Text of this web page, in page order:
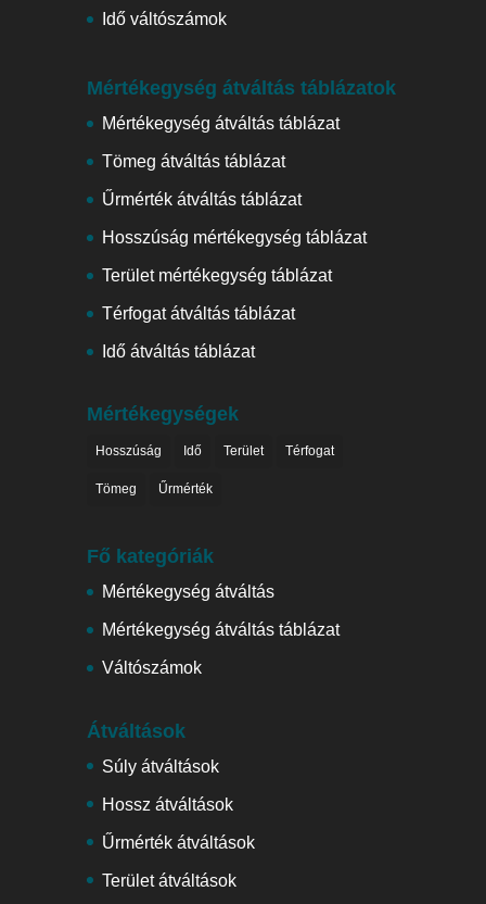
Idő váltószámok
Mértékegység átváltás táblázatok
Mértékegység átváltás táblázat
Tömeg átváltás táblázat
Űrmérték átváltás táblázat
Hosszúság mértékegység táblázat
Terület mértékegység táblázat
Térfogat átváltás táblázat
Idő átváltás táblázat
Mértékegységek
Hosszúság Idő Terület Térfogat
Tömeg Űrmérték
Fő kategóriák
Mértékegység átváltás
Mértékegység átváltás táblázat
Váltószámok
Átváltások
Súly átváltások
Hossz átváltások
Űrmérték átváltások
Terület átváltások